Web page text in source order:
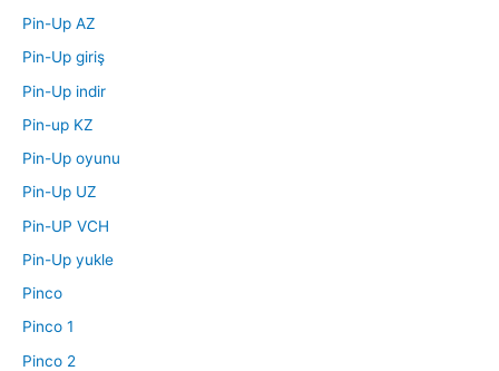
Pin-Up AZ
Pin-Up giriş
Pin-Up indir
Pin-up KZ
Pin-Up oyunu
Pin-Up UZ
Pin-UP VCH
Pin-Up yukle
Pinco
Pinco 1
Pinco 2